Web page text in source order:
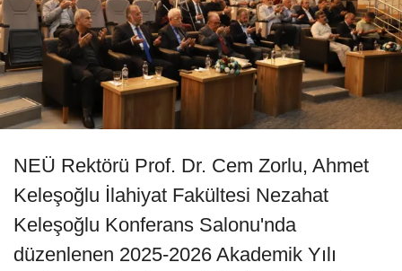
NEÜ Rektörü Prof. Dr. Cem Zorlu, Ahmet
Keleşoğlu İlahiyat Fakültesi Nezahat
Keleşoğlu Konferans Salonu'nda
düzenlenen 2025-2026 Akademik Yılı